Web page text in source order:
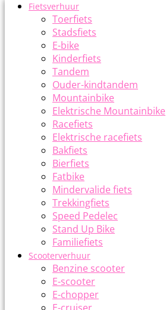
Fietsverhuur
Toerfiets
Stadsfiets
E-bike
Kinderfiets
Tandem
Ouder-kindtandem
Mountainbike
Elektrische Mountainbike
Racefiets
Elektrische racefiets
Bakfiets
Bierfiets
Fatbike
Mindervalide fiets
Trekkingfiets
Speed Pedelec
Stand Up Bike
Familiefiets
Scooterverhuur
Benzine scooter
E-scooter
E-chopper